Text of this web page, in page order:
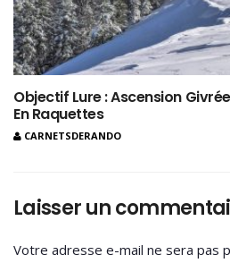
Objectif Lure : Ascension
En Raquettes
CARNETSDERANDO
Laisser un
Votre adresse e-mail ne sera pas